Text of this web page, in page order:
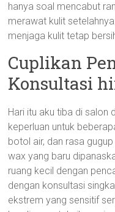
hanya soal mencabut
merawat kulit
menjaga kulit tetap
Cuplikan
Konsultasi
Hari itu aku tiba di salon
keperluan untuk
botol air, dan rasa
wax yang baru
ruang kecil dengan
dengan konsultasi
ekstrem yang sensitif